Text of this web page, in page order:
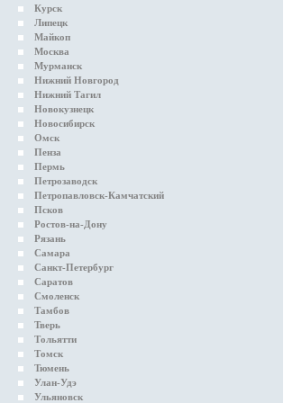
Курск
Липецк
Майкоп
Москва
Мурманск
Нижний Новгород
Нижний Тагил
Новокузнецк
Новосибирск
Омск
Пенза
Пермь
Петрозаводск
Петропавловск-Камчатский
Псков
Ростов-на-Дону
Рязань
Самара
Санкт-Петербург
Саратов
Смоленск
Тамбов
Тверь
Тольятти
Томск
Тюмень
Улан-Удэ
Ульяновск